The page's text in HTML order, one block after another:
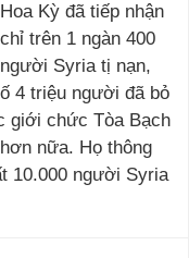
Hoa Kỳ đã tiếp nhận
chỉ trên 1 ngàn 400
người Syria tị nạn,
4 triệu người đã bỏ
giới chức Tòa Bạch
nữa. Họ thông
10.000 người Syria